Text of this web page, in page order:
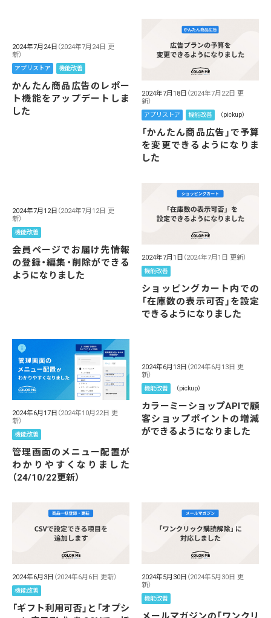
2024年7月24日 （2024年7月24日 更
新）
アプリストア 機能改善
かんたん商品広告のレポー
ト機能をアップデートしま
した
2024年7月18日 （2024年7月22日 更
新）
アプリストア 機能改善 （pickup）
「かんたん商品広告」で予算
を変更できるようになりま
した
2024年7月12日 （2024年7月12日 更
新）
機能改善
会員ページでお届け先情報
の登録・編集・削除ができる
ようになりました
2024年7月1日 （2024年7月1日 更新）
機能改善
ショッピングカート内での
「在庫数の表示可否」を設定
できるようになりました
2024年6月17日 （2024年10月22日 更
新）
機能改善
管理画面のメニュー配置が
わかりやすくなりました
（24/10/22更新）
2024年6月13日 （2024年6月13日 更
新）
機能改善 （pickup）
カラーミーショップAPIで顧
客ショップポイントの増減
ができるようになりました
2024年6月3日 （2024年6月6日 更新）
機能改善
「ギフト利用可否」と「オプシ
2024年5月30日 （2024年5月30日 更
新）
機能改善